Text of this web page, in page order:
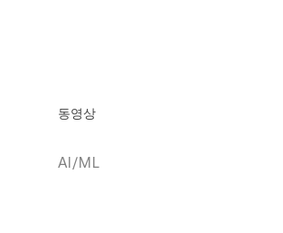
동영상
AI/ML